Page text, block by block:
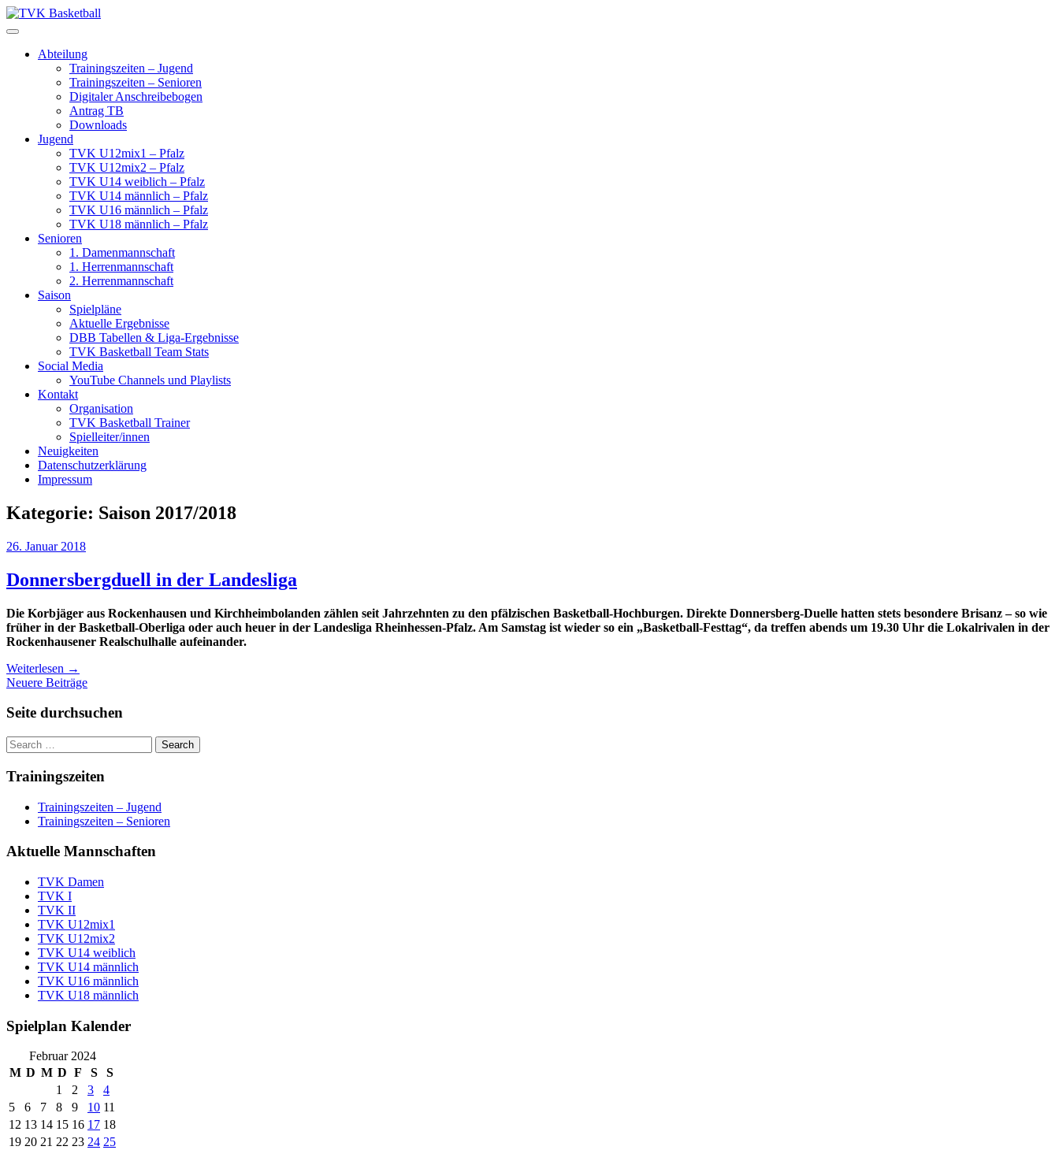
Skip
to
Abteilung
Trainingszeiten – Jugend
Trainingszeiten – Senioren
Digitaler Anschreibebogen
Antrag TB
Downloads
Jugend
TVK U12mix1 – Pfalz
TVK U12mix2 – Pfalz
TVK U14 weiblich – Pfalz
TVK U14 männlich – Pfalz
TVK U16 männlich – Pfalz
TVK U18 männlich – Pfalz
Senioren
1. Damenmannschaft
1. Herrenmannschaft
2. Herrenmannschaft
Saison
Spielpläne
Aktuelle Ergebnisse
DBB Tabellen & Liga-Ergebnisse
TVK Basketball Team Stats
Social Media
YouTube Channels und Playlists
Kontakt
Organisation
TVK Basketball Trainer
Spielleiter/innen
Neuigkeiten
Datenschutzerklärung
Impressum
Kategorie: Saison 2017/2018
26. Januar 2018
Donnersbergduell in der Landesliga
Die Korbjäger aus Rockenhausen und Kirchheimbolanden zählen seit Jahrzehnten zu den pfälzischen Basketball-Hochburgen. Direkte Donnersberg-Duelle hatten stets besondere Brisanz – so wie
früher in der Basketball-Oberliga oder auch heuer in der Landesliga Rheinhessen-Pfalz. Am Samstag ist wieder so ein „Basketball-Festtag“, da treffen abends um 19.30 Uhr die Lokalrivalen in der
Rockenhausener Realschulhalle aufeinander.
Weiterlesen →
Beitragsnavigation
Neuere Beiträge
Seite durchsuchen
Trainingszeiten
Trainingszeiten – Jugend
Trainingszeiten – Senioren
Aktuelle Mannschaften
TVK Damen
TVK I
TVK II
TVK U12mix1
TVK U12mix2
TVK U14 weiblich
TVK U14 männlich
TVK U16 männlich
TVK U18 männlich
Spielplan Kalender
Februar 2024
M D M D F S S
1 2 3
4
5
6 7 8 9 10 11
12 13 14 15 16 17 18
19 20 21 22 23 24 25